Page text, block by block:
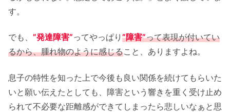
す。
でも、 ”発達障害”ってやっぱり ”障害”って表現が付いてい
るから、腫れ物のように感じること、ありますよね。
息子の特性を知った上で今後も良い関係を続けてもらいた
いと願い伝えたとしても、障害という響きを重く受け止め
られて不必要な距離感ができてしまったら悲しいなぁと思